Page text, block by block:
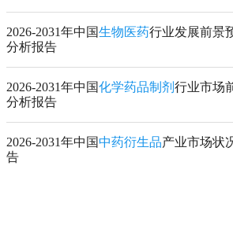
2026-2031年中国生物医药行业发展前景
分析报告
2026-2031年中国化学药品制剂 行业市场
分析报告
2026-2031年中国中药衍生品产业市场状
告